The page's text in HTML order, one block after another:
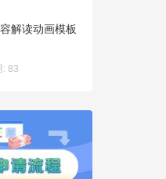
解读动画模板
: 83